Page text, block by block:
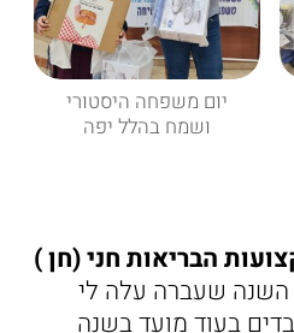
יום משפחה היסטורי
ושמח בהלל יפה
הבריאות חני (חן )
השנה שעברה עלה לי
בעוד מועד בשנה